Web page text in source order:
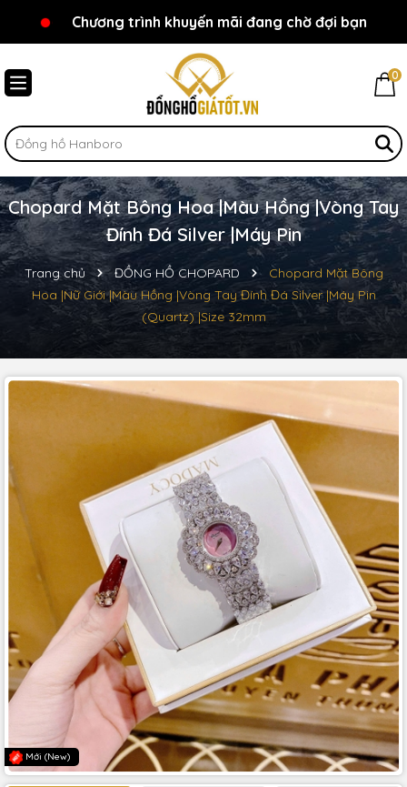
Chào mừng bạn đến với Đồnghồgiátốt.vn!
Chương trình khuyến mãi đang chờ đợi bạn
0
Chopard Mặt Bông Hoa |Màu Hồng |Vòng Tay
Đính Đá Silver |Máy Pin
Trang chủ ĐỒNG HỒ CHOPARD
Chopard Mặt Bông
Hoa |Nữ Giới |Màu Hồng |Vòng Tay Đính Đá Silver |Máy Pin
(Quartz) |Size 32mm
Mới (New)